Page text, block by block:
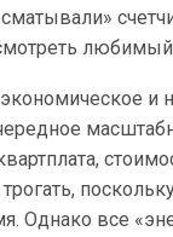
и
Однако все